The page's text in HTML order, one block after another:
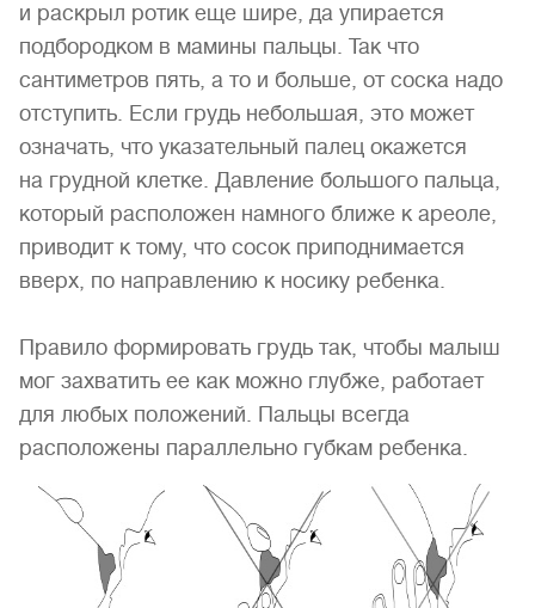
и раскрыл ротик еще шире, да упирается
подбородком в мамины пальцы. Так что
сантиметров пять, а то и больше, от соска надо
отступить. Если грудь небольшая, это может
означать, что указательный палец окажется
на грудной клетке. Давление большого пальца,
который расположен намного ближе к ареоле,
приводит к тому, что сосок приподнимается
вверх, по направлению к носику ребенка.
Правило формировать грудь так, чтобы малыш
мог захватить ее как можно глубже, работает
для любых положений. Пальцы всегда
расположены параллельно губкам ребенка.